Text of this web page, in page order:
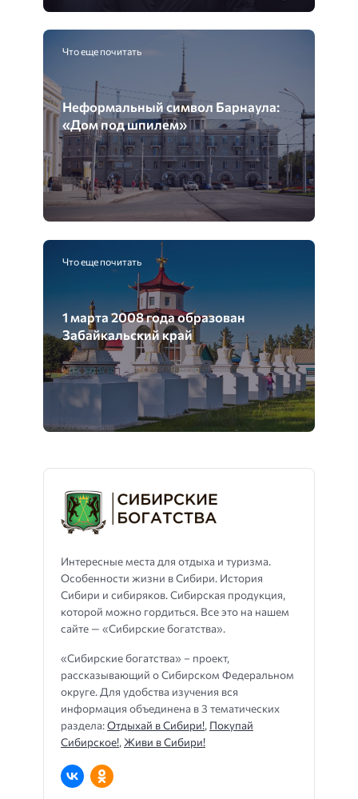
Что еще почитать
Неформальный символ Барнаула:
«Дом под шпилем»
Что еще почитать
1 марта 2008 года образован
Забайкальский край
Интересные места для отдыха и туризма.
Особенности жизни в Сибири. История
Сибири и сибиряков. Сибирская продукция,
которой можно гордиться. Все это на нашем
сайте — «Сибирские богатства».
«Сибирские богатства» – проект,
рассказывающий о Сибирском Федеральном
округе. Для удобства изучения вся
информация объединена в 3 тематических
раздела:Отдыхай в Сибири!, Покупай
Сибирское!, Живи в Сибири!